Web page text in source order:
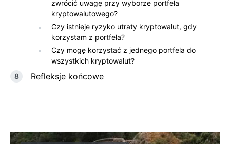
zwrócić⁤ uwagę przy wyborze ‍portfela⁤
kryptowalutowego?
Czy istnieje ryzyko ​utraty kryptowalut, gdy⁢
korzystam ⁢z portfela?
Czy ​mogę ⁢korzystać z ⁣jednego⁢ portfela do
wszystkich ⁣kryptowalut?
Refleksje końcowe